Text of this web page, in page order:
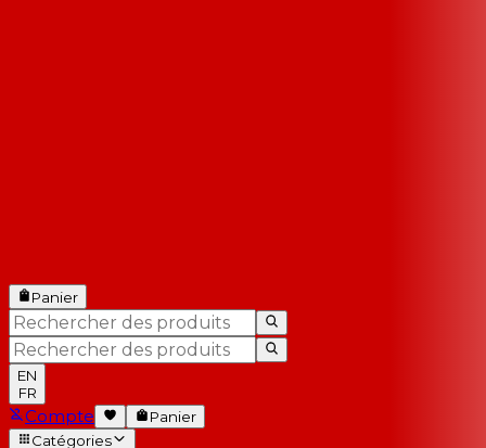
Panier
EN
FR
Compte
Panier
Catégories